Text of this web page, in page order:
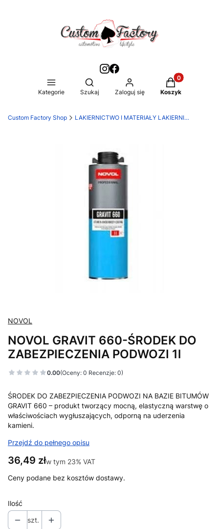
Kategorie
Otwórz wyszukiwarkę
Szukaj Zaloguj się
Produkty w
Koszyk
Custom Factory Shop LAKIERNICTWO I MATERIAŁY LAKIERNICZE
NOVOL
NOVOL GRAVIT 660-ŚRODEK DO
ZABEZPIECZENIA PODWOZI 1l
0.00(Oceny: 0 Recenzje: 0)
ŚRODEK DO ZABEZPIECZENIA PODWOZI NA BAZIE BITUMÓW
GRAVIT 660 – produkt tworzący mocną, elastyczną warstwę o
właściwościach wygłuszających, odporną na uderzenia
kamieni.
Przejdź do pełnego opisu
Cena
36,49 złw tym 23% VAT
w tym 23% VAT
Ceny podane bez kosztów dostawy.
Ilość
szt.